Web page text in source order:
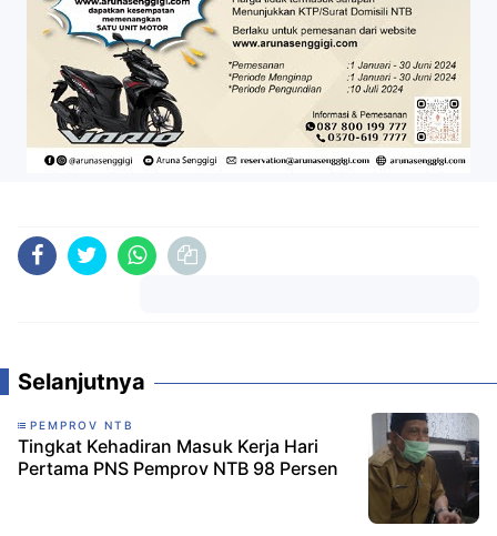
Selanjutnya
PEMPROV NTB
Tingkat Kehadiran Masuk Kerja Hari
Pertama PNS Pemprov NTB 98 Persen